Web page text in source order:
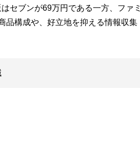
セブンが69万円である一方、ファミ
品構成や、好立地を抑える情報収集